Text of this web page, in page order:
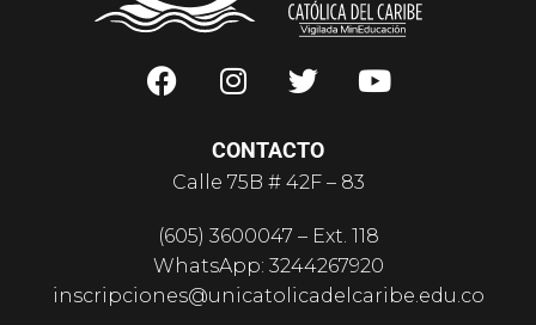
CONTACTO
Calle 75B # 42F – 83
(605) 3600047 – Ext. 118
WhatsApp: 3244267920
inscripciones@unicatolicadelcaribe.edu.co